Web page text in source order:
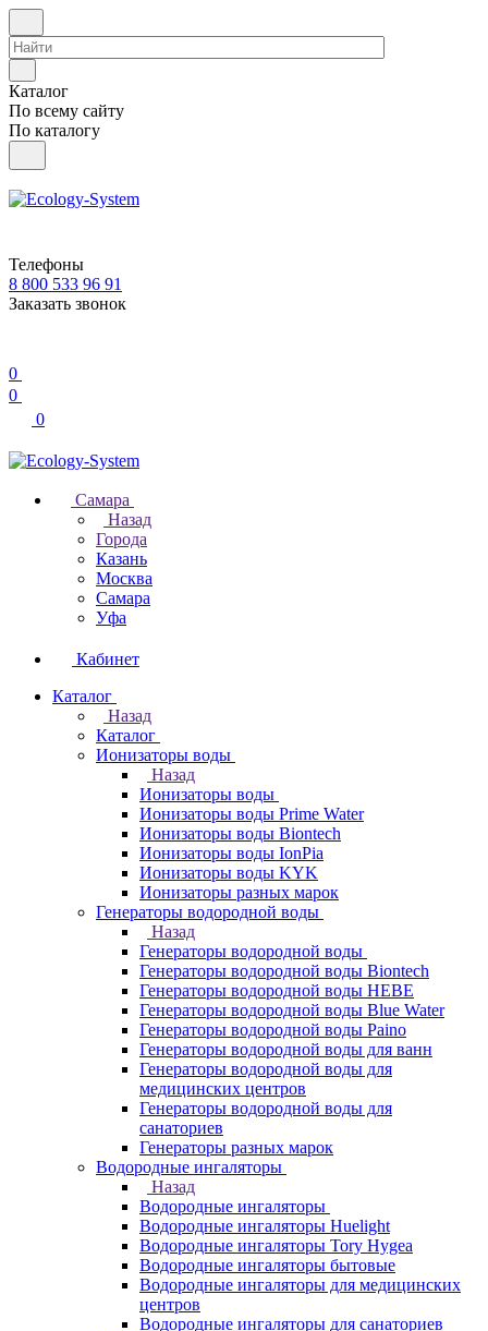
Каталог
По всему сайту
По каталогу
Телефоны
8 800 533 96 91
Заказать звонок
0
0
0
Самара
Назад
Города
Казань
Москва
Самара
Уфа
Кабинет
Каталог
Назад
Каталог
Ионизаторы воды
Назад
Ионизаторы воды
Ионизаторы воды Prime Water
Ионизаторы воды Biontech
Ионизаторы воды IonPia
Ионизаторы воды KYK
Ионизаторы разных марок
Генераторы водородной воды
Назад
Генераторы водородной воды
Генераторы водородной воды Biontech
Генераторы водородной воды HEBE
Генераторы водородной воды Blue Water
Генераторы водородной воды Paino
Генераторы водородной воды для ванн
Генераторы водородной воды для
медицинских центров
Генераторы водородной воды для
санаториев
Генераторы разных марок
Водородные ингаляторы
Назад
Водородные ингаляторы
Водородные ингаляторы Huelight
Водородные ингаляторы Tory Hygea
Водородные ингаляторы бытовые
Водородные ингаляторы для медицинских
центров
Водородные ингаляторы для санаториев